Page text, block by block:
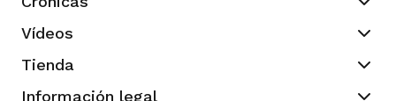
Vídeos
Tienda
Información legal